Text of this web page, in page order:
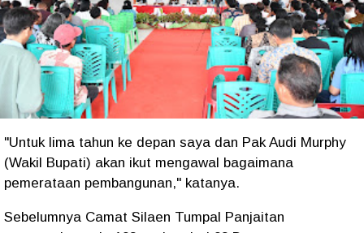
"Untuk lima tahun ke depan saya dan Pak Audi Murphy
(Wakil Bupati) akan ikut mengawal bagaimana
pemerataan pembangunan," katanya.
Sebelumnya Camat Silaen Tumpal Panjaitan